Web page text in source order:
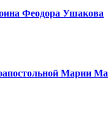
Феодора Ушакова
Марии